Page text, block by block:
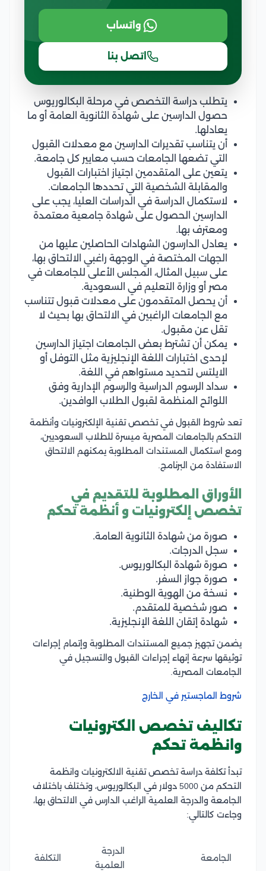
واتساب
اتصل بنا
يتطلب دراسة التخصص في مرحلة البكالوريوس
حصول الدارسين على شهادة الثانوية العامة أو ما
يعادلها.
أن يتناسب تقديرات الدارسين مع معدلات القبول
التي تضعها الجامعات حسب معايير كل جامعة.
يتعين على المتقدمين اجتياز اختبارات القبول
والمقابلة الشخصية التي تحددها الجامعات.
لاستكمال الدراسة في الدراسات العليا، يجب على
الدارسين الحصول على شهادة جامعية معتمدة
ومعترف بها.
يعادل الدارسون الشهادات الحاصلين عليها من
الجهات المختصة في الوجهة راغبي الالتحاق بها،
على سبيل المثال، المجلس الأعلى للجامعات في
مصر أو وزارة التعليم في السعودية.
أن يحصل المتقدمون على معدلات قبول تتناسب
مع الجامعات الراغبين في الالتحاق بها بحيث لا
تقل عن مقبول.
يمكن أن تشترط بعض الجامعات اجتياز الدارسين
لإحدى اختبارات اللغة الإنجليزية مثل التوفل أو
الايلتس لتحديد مستواهم في اللغة.
سداد الرسوم الدراسية والرسوم الإدارية وفق
اللوائح المنظمة لقبول الطلاب الوافدين.
تعد شروط القبول في تخصص تقنية الإلكترونيات وأنظمة
التحكم بالجامعات المصرية ميسرة للطلاب السعوديين،
ومع استكمال المستندات المطلوبة يمكنهم الالتحاق
الاستفادة من البرنامج.
الأوراق المطلوبة للتقديم في
تخصص إلكترونيات و أنظمة تحكم
صورة من شهادة الثانوية العامة.
سجل الدرجات.
صورة شهادة البكالوريوس.
صورة جواز السفر.
نسخة من الهوية الوطنية.
صور شخصية للمتقدم.
شهادة إتقان اللغة الإنجليزية.
يضمن تجهيز جميع المستندات المطلوبة وإتمام إجراءات
توثيقها سرعة إنهاء إجراءات القبول والتسجيل في
الجامعات المصرية.
شروط الماجستير في الخارج
تكاليف تخصص الكترونيات
وانظمة تحكم
تبدأ تكلفة دراسة تخصص تقنية الالكترونيات وانظمة
التحكم من 5000 دولار في البكالوريوس، وتختلف باختلاف
الجامعة والدرجة العلمية الراغب الدارس في الالتحاق بها،
وجاءت كالتالي:
الجامعة
الدرجة
العلمية
التكلفة